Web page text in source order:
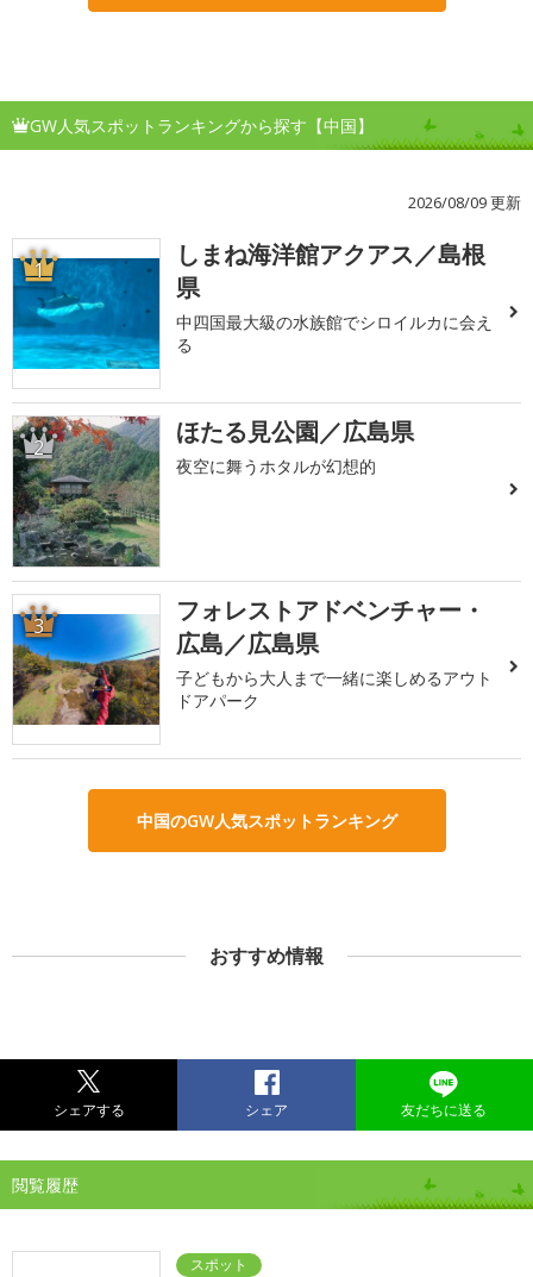
GW人気スポットランキングから探す【中国】
2026/08/09 更新
1
しまね海洋館アクアス／島根
県
中四国最大級の水族館でシロイルカに会え
る
2 ほたる見公園／広島県
夜空に舞うホタルが幻想的
3
フォレストアドベンチャー・
広島／広島県
子どもから大人まで一緒に楽しめるアウト
ドアパーク
中国のGW人気スポットランキング
おすすめ情報
シェアする シェア 友だちに送る
閲覧履歴